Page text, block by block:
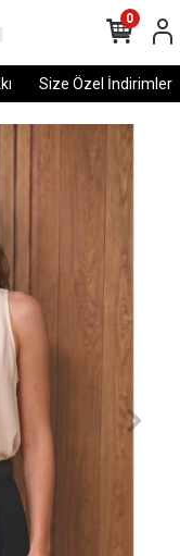
Size Özel İndirimler
0